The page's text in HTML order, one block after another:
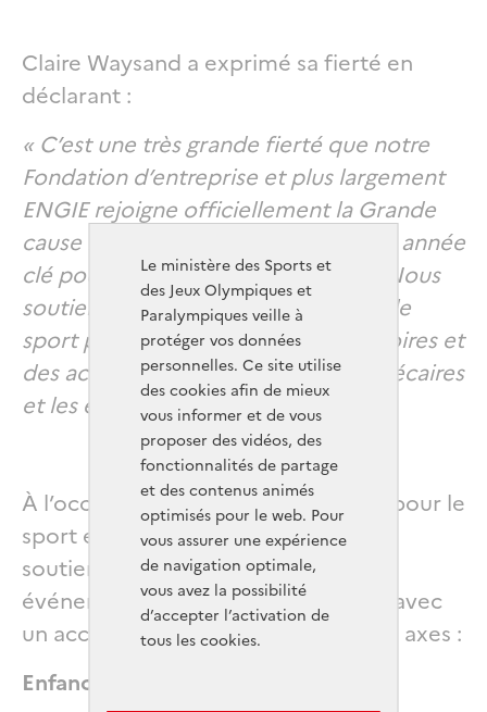
Le ministère des Sports et
des Jeux Olympiques et
Paralympiques veille à
protéger vos données
personnelles. Ce site utilise
des cookies afin de mieux
vous informer et de vous
proposer des vidéos, des
fonctionnalités de partage
et des contenus animés
optimisés pour le web. Pour
vous assurer une expérience
de navigation optimale,
vous avez la possibilité
d’accepter l’activation de
tous les cookies.
Claire Waysand a exprimé sa fierté en
déclarant :
« C’est une très grande fierté que notre
Fondation d’entreprise et plus largement
ENGIE rejoigne officiellement la Grande
cause nationale du Sport dans cette année
clé pour le monde sportif français. Nous
soutiendrons tout particulièrement le
sport pour tous, dans tous les territoires et
des actions en faveur des publics précaires
et les enfants hospitalisés. »
À l’occasion de cette année unique pour le
sport en France, la Fondation ENGIE
soutiendra de nombreux projets et
événements d’envergure nationale, avec
un accent particulier sur trois grands axes :
Enfance